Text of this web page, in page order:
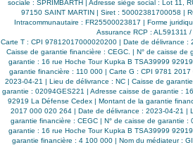
sociale : SPRIMBARTH | Adresse siège social : Lot 11,
97150 SAINT MARTIN | Siret : 50002381700058 |
Intracommunautaire : FR25500023817 | Forme
Assurance RCP : AL591311
Carte T : CPI 97812017000020200 | Date de délivrance :
Caisse de garantie financière : CEGC. | N° de caisse de
garantie : 16 rue Hoche Tour Kupka B TSA39999
garantie financière : 110 000 | Carte G : CPI 9781
2023-04-21 | Lieu de délivrance : NC | Caisse de
garantie : 02094GES221 | Adresse caisse de garantie :
92919 La Défense Cedex | Montant de la garantie
2017 000 020 264 | Date de délivrance : 2023-04-21 |
garantie financière : CEGC | N° de caisse de garantie :
garantie : 16 rue Hoche Tour Kupka B TSA39999
garantie financière : 4 100 000 | Nom du médiateur :